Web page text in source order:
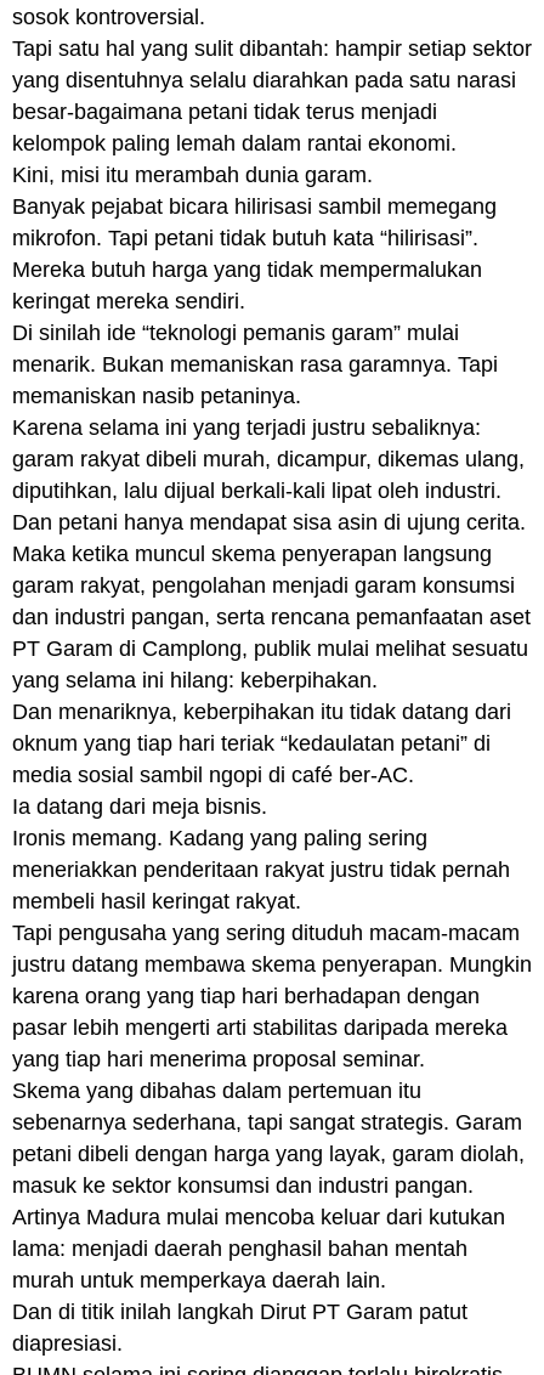
sosok kontroversial.
Tapi satu hal yang sulit dibantah: hampir setiap sektor
yang disentuhnya selalu diarahkan pada satu narasi
besar-bagaimana petani tidak terus menjadi
kelompok paling lemah dalam rantai ekonomi.
Kini, misi itu merambah dunia garam.
Banyak pejabat bicara hilirisasi sambil memegang
mikrofon. Tapi petani tidak butuh kata “hilirisasi”.
Mereka butuh harga yang tidak mempermalukan
keringat mereka sendiri.
Di sinilah ide “teknologi pemanis garam” mulai
menarik. Bukan memaniskan rasa garamnya. Tapi
memaniskan nasib petaninya.
Karena selama ini yang terjadi justru sebaliknya:
garam rakyat dibeli murah, dicampur, dikemas ulang,
diputihkan, lalu dijual berkali-kali lipat oleh industri.
Dan petani hanya mendapat sisa asin di ujung cerita.
Maka ketika muncul skema penyerapan langsung
garam rakyat, pengolahan menjadi garam konsumsi
dan industri pangan, serta rencana pemanfaatan aset
PT Garam di Camplong, publik mulai melihat sesuatu
yang selama ini hilang: keberpihakan.
Dan menariknya, keberpihakan itu tidak datang dari
oknum yang tiap hari teriak “kedaulatan petani” di
media sosial sambil ngopi di café ber-AC.
Ia datang dari meja bisnis.
Ironis memang. Kadang yang paling sering
meneriakkan penderitaan rakyat justru tidak pernah
membeli hasil keringat rakyat.
Tapi pengusaha yang sering dituduh macam-macam
justru datang membawa skema penyerapan. Mungkin
karena orang yang tiap hari berhadapan dengan
pasar lebih mengerti arti stabilitas daripada mereka
yang tiap hari menerima proposal seminar.
Skema yang dibahas dalam pertemuan itu
sebenarnya sederhana, tapi sangat strategis. Garam
petani dibeli dengan harga yang layak, garam diolah,
masuk ke sektor konsumsi dan industri pangan.
Artinya Madura mulai mencoba keluar dari kutukan
lama: menjadi daerah penghasil bahan mentah
murah untuk memperkaya daerah lain.
Dan di titik inilah langkah Dirut PT Garam patut
diapresiasi.